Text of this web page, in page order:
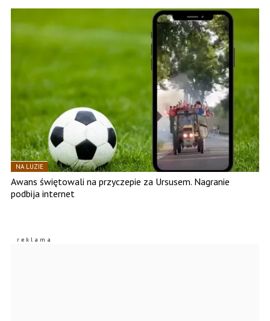
NA LUZIE
Awans świętowali na przyczepie za Ursusem. Nagranie
podbija internet